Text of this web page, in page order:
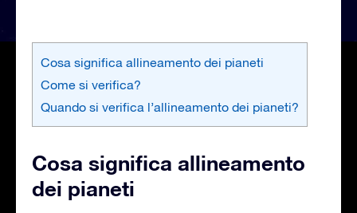
Cosa significa allineamento dei pianeti
Come si verifica?
Quando si verifica l’allineamento dei pianeti?
Cosa significa allineamento
dei pianeti